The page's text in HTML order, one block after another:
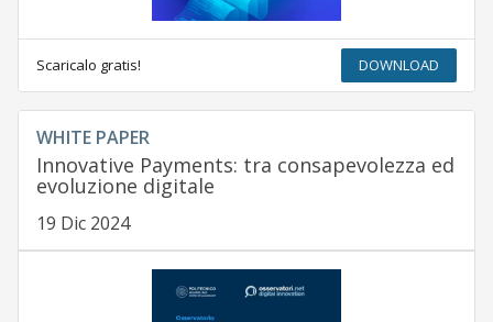
Scaricalo gratis! DOWNLOAD
WHITE PAPER
Innovative Payments: tra consapevolezza ed
evoluzione digitale
19 Dic 2024